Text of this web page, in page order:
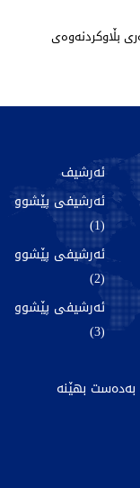
بڵاوکردنەوەی
ئەرشیف
ئەرشیفی پێشوو
(1)
ئەرشیفی پێشوو
(2)
ئەرشیفی پێشوو
(3)
بەدەست بهێنە